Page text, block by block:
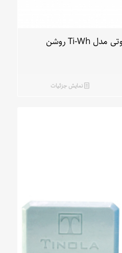
پن روشن کننده تینولا بیوتی مدل Ti-Wh روشن
نمایش جزئیات